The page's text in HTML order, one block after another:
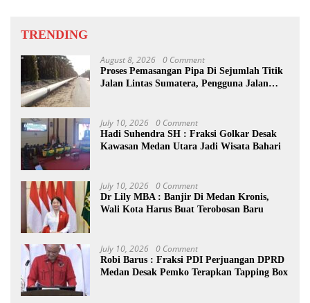
TRENDING
August 8, 2026 0 Comment
Proses Pemasangan Pipa Di Sejumlah Titik
Jalan Lintas Sumatera, Pengguna Jalan
July 10, 2026 0 Comment
Hadi Suhendra SH : Fraksi Golkar Desak
Kawasan Medan Utara Jadi Wisata Bahari
July 10, 2026 0 Comment
Dr Lily MBA : Banjir Di Medan Kronis,
Wali Kota Harus Buat Terobosan Baru
July 10, 2026 0 Comment
Robi Barus : Fraksi PDI Perjuangan DPRD
Medan Desak Pemko Terapkan Tapping Box